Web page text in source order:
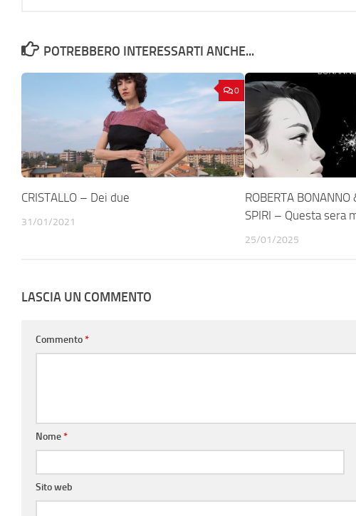
POTREBBERO INTERESSARTI ANCHE...
0
CRISTALLO – Dei due
31/01/2021
ROBERTA BONANNO
SPIRI – Questa sera
25/01/2025
LASCIA UN COMMENTO
Commento*
Nome*
Sito web